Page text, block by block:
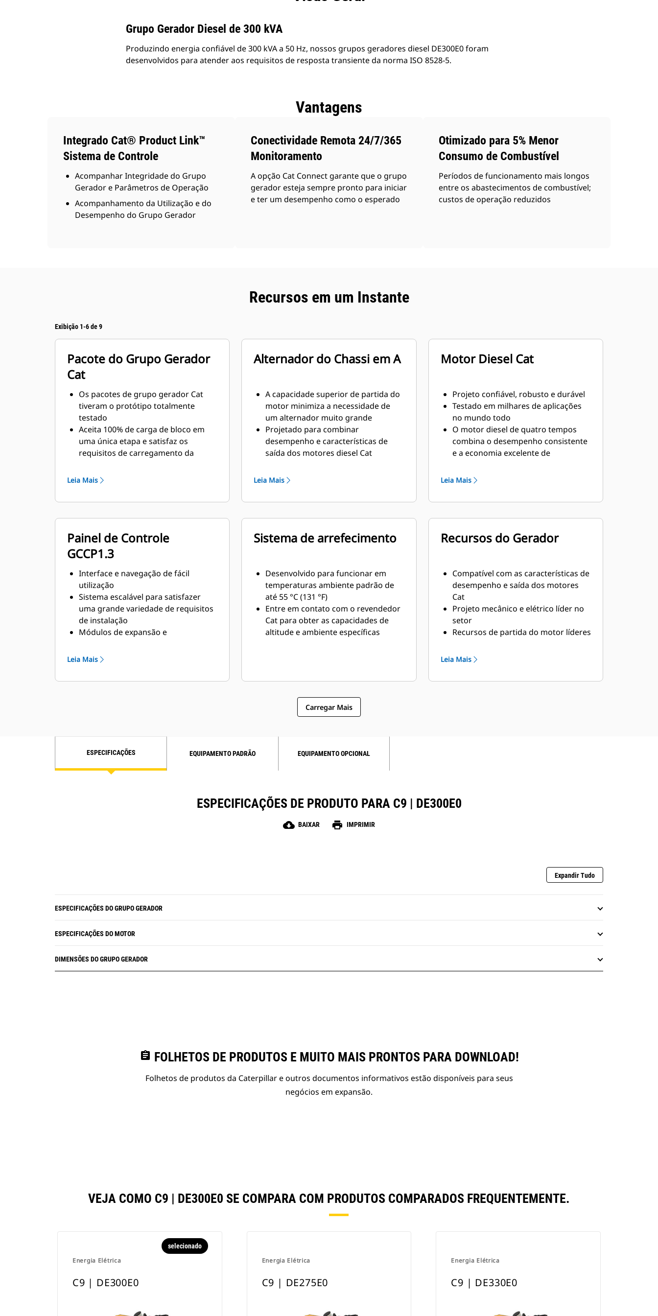
Grupo Gerador Diesel de 300 kVA
Produzindo energia confiável de 300 kVA a 50 Hz, nossos grupos geradores diesel DE300E0 foram
desenvolvidos para atender aos requisitos de resposta transiente da norma ISO 8528-5.
Vantagens
Integrado Cat® Product Link™
Sistema de Controle
Acompanhar Integridade do Grupo
Gerador e Parâmetros de Operação
Acompanhamento da Utilização e do
Desempenho do Grupo Gerador
Conectividade Remota 24/7/365
Monitoramento
A opção Cat Connect garante que o grupo
gerador esteja sempre pronto para iniciar
e ter um desempenho como o esperado
Otimizado para 5% Menor
Consumo de Combustível
Períodos de funcionamento mais longos
entre os abastecimentos de combustível;
custos de operação reduzidos
Recursos em um Instante
Exibição 1-6 de 9
Pacote do Grupo Gerador
Cat
Os pacotes de grupo gerador Cat
tiveram o protótipo totalmente
testado
Aceita 100% de carga de bloco em
uma única etapa e satisfaz os
requisitos de carregamento da
Em conformidade com os requisitos
transiente da norma ISO 8528-5
Leia Mais
Alternador do Chassi em A
A capacidade superior de partida do
motor minimiza a necessidade de
um alternador muito grande
Projetado para combinar
desempenho e características de
saída dos motores diesel Cat
Leia Mais
Motor Diesel Cat
Projeto confiável, robusto e durável
Testado em milhares de aplicações
no mundo todo
O motor diesel de quatro tempos
combina o desempenho consistente
e a economia excelente de
Leia Mais
Painel de Controle
GCCP1.3
Interface e navegação de fácil
utilização
Sistema escalável para satisfazer
uma grande variedade de requisitos
de instalação
Módulos de expansão e
para requisitos específicos do cliente
Leia Mais
Sistema de arrefecimento
Desenvolvido para funcionar em
temperaturas ambiente padrão de
até 55 °C (131 °F)
Entre em contato com o revendedor
Cat para obter as capacidades de
altitude e ambiente específicas
Recursos do Gerador
Compatível com as características de
desempenho e saída dos motores
Cat
Projeto mecânico e elétrico líder no
setor
Recursos de partida do motor líderes
Alta Eficiência
Leia Mais
Carregar Mais
ESPECIFICAÇÕES EQUIPAMENTO PADRÃO EQUIPAMENTO OPCIONAL
ESPECIFICAÇÕES DE PRODUTO PARA C9 | DE300E0
cloud_download BAIXAR print IMPRIMIR
Expandir Tudo
ESPECIFICAÇÕES DO GRUPO GERADOR
ESPECIFICAÇÕES DO MOTOR
DIMENSÕES DO GRUPO GERADOR
assignment FOLHETOS DE PRODUTOS E MUITO MAIS PRONTOS PARA DOWNLOAD!
Folhetos de produtos da Caterpillar e outros documentos informativos estão disponíveis para seus
negócios em expansão.
VEJA COMO C9 | DE300E0 SE COMPARA COM PRODUTOS COMPARADOS FREQUENTEMENTE.
Energia Elétrica
selecionado
C9 | DE300E0
Energia Elétrica
C9 | DE275E0
Energia Elétrica
C9 | DE330E0